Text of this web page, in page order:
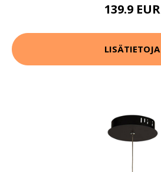
139.9 EUR
LISÄTIETOJA